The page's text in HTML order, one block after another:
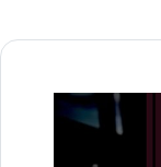
広告